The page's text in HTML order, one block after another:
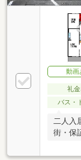
動画
礼
バス・
二人入
街・保